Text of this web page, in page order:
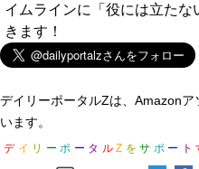
イムラインに「役には立た
きます！
デイリーポータルZは、Amazon
います。
デ イ リ ー ポ ー タ ル Z を サ ポ ー ト